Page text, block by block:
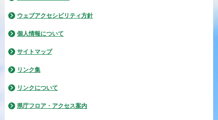
ウェブアクセシビリティ方針
個人情報について
サイトマップ
リンク集
リンクについて
県庁フロア・アクセス案内